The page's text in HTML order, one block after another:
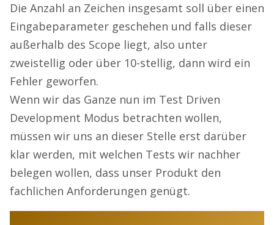
Die Anzahl an Zeichen insgesamt soll über einen
Eingabeparameter geschehen und falls dieser
außerhalb des Scope liegt, also unter
zweistellig oder über 10-stellig, dann wird ein
Fehler geworfen.
Wenn wir das Ganze nun im Test Driven
Development Modus betrachten wollen,
müssen wir uns an dieser Stelle erst darüber
klar werden, mit welchen Tests wir nachher
belegen wollen, dass unser Produkt den
fachlichen Anforderungen genügt.